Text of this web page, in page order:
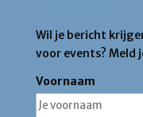
Wil je bericht
voor events? Meld
Voornaam